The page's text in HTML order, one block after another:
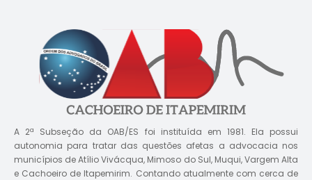
A 2ª Subseção da OAB/ES foi instituída em 1981. Ela possui
autonomia para tratar das questões afetas a advocacia nos
municípios de Atílio Vivácqua, Mimoso do Sul, Muqui, Vargem Alta
e Cachoeiro de Itapemirim. Contando atualmente com cerca de